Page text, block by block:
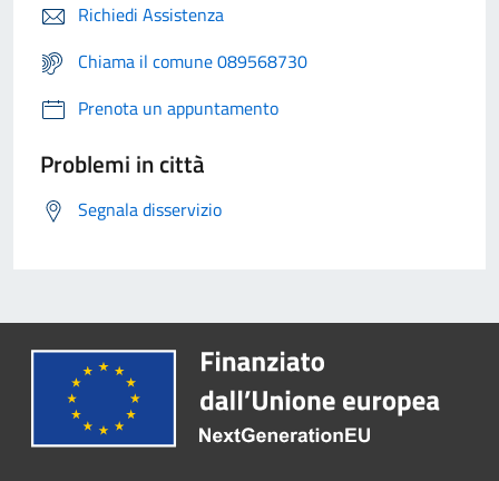
Richiedi Assistenza
Chiama il comune 089568730
Prenota un appuntamento
Problemi in città
Segnala disservizio